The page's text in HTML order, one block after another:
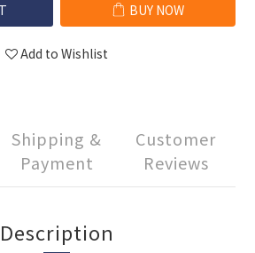
BUY NOW
Add to Wishlist
Shipping &
Payment
Customer
Reviews
Description